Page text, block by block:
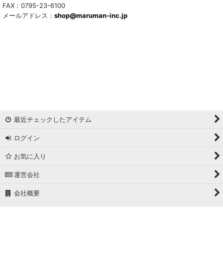
サッカー/クレープ
マドラスチェック
ドビー
撥水加工
起毛生地
FAX：0795-23-6100
メールアドレス： shop@maruman-inc.jp
最近チェックしたアイテム
ログイン
お気に入り
運営会社
会社概要